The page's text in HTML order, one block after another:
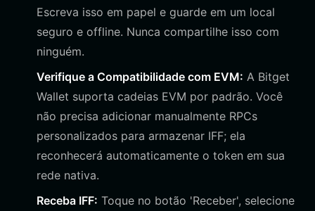
Escreva isso em papel e guarde em um local
seguro e offline. Nunca compartilhe isso com
ninguém.
Verifique a Compatibilidade com EVM: A Bitget
Wallet suporta cadeias EVM por padrão. Você
não precisa adicionar manualmente RPCs
personalizados para armazenar IFF; ela
reconhecerá automaticamente o token em sua
rede nativa.
Receba IFF: Toque no botão 'Receber', selecione